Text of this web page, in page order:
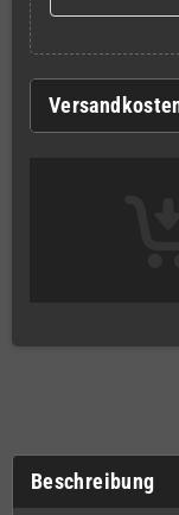
Beschreibung